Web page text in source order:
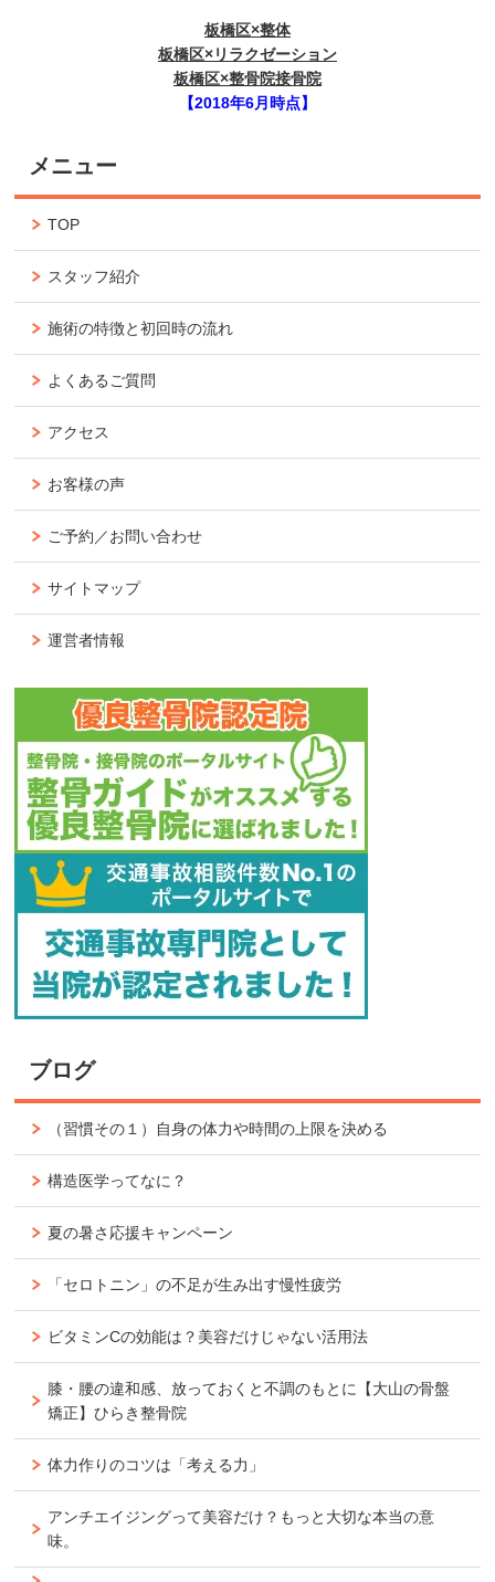
板橋区×整体
板橋区×リラクゼーション
板橋区×整骨院接骨院
【2018年6月時点】
メニュー
TOP
スタッフ紹介
施術の特徴と初回時の流れ
よくあるご質問
アクセス
お客様の声
ご予約／お問い合わせ
サイトマップ
運営者情報
ブログ
（習慣その１）自身の体力や時間の上限を決める
構造医学ってなに？
夏の暑さ応援キャンペーン
「セロトニン」の不足が生み出す慢性疲労
ビタミンCの効能は？美容だけじゃない活用法
膝・腰の違和感、放っておくと不調のもとに【大山の骨盤
矯正】ひらき整骨院
体力作りのコツは「考える力」
アンチエイジングって美容だけ？もっと大切な本当の意
味。